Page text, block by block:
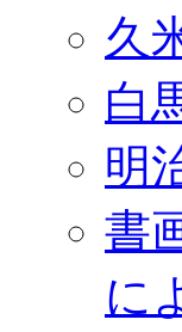
久
白
明
書
に